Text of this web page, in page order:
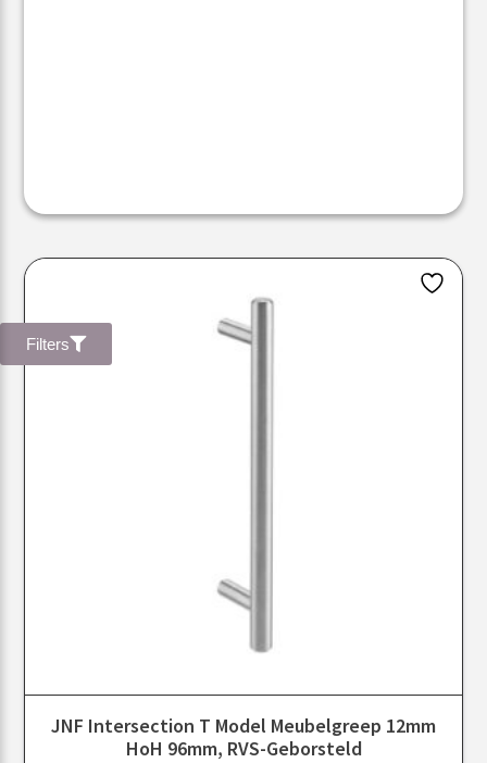
Filters
JNF Intersection T Model Meubelgreep 12mm
HoH 96mm, RVS-Geborsteld